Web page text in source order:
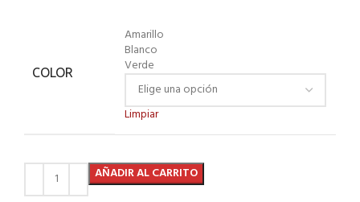
COLOR
Amarillo
Blanco
Verde
Limpiar
AÑADIR AL CARRITO